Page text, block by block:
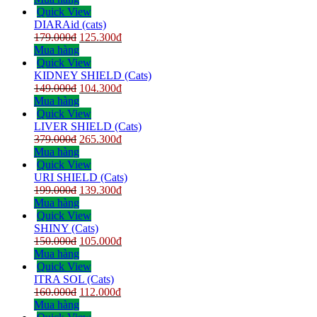
Quick View
DIARAid (cats)
179.000đ 125.300đ
Mua hàng
Quick View
KIDNEY SHIELD (Cats)
149.000đ 104.300đ
Mua hàng
Quick View
LIVER SHIELD (Cats)
379.000đ 265.300đ
Mua hàng
Quick View
URI SHIELD (Cats)
199.000đ 139.300đ
Mua hàng
Quick View
SHINY (Cats)
150.000đ 105.000đ
Mua hàng
Quick View
ITRA SOL (Cats)
160.000đ 112.000đ
Mua hàng